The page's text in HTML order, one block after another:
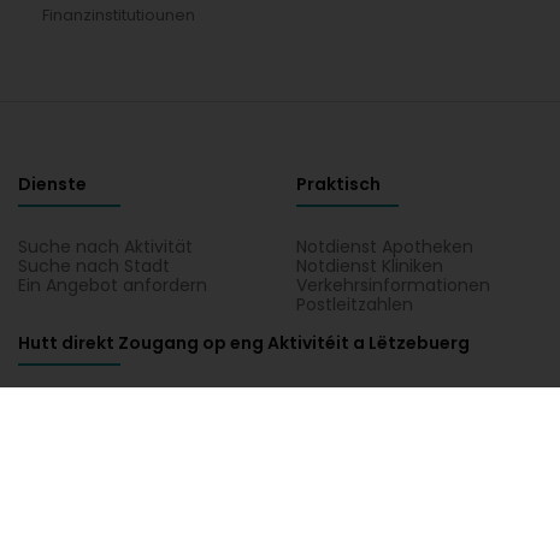
Finanzinstitutiounen
Dienste
Suche nach Aktivität
Suche nach Stadt
Ein Angebot anfordern
Praktisch
Notdienst Apotheken
Notdienst Kliniken
Verkehrsinformationen
Postleitzahlen
Hutt direkt Zougang op eng Aktivitéit a Lëtzebuerg